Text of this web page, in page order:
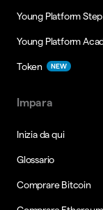
Young Platform Step
Young Platform
Token NEW
Impara
Inizia da qui
Glossario
Comprare Bitcoin